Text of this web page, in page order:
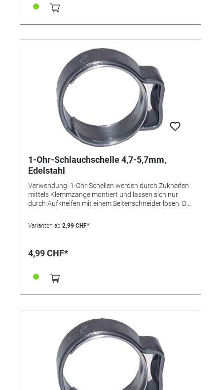
lösbar
1-Ohr-Schlauchschelle 4,7-5,7mm,
Edelstahl
Verwendung: 1-Ohr-Schellen werden durch Zukneifen
mittels Klemmzange montiert und lassen sich nur
durch Aufkneifen mit einem Seitenschneider lösen. Der
Abbindung und findet bevorzugt bei der Montage von
weichen und empfindlichen oder sehr steifen
wiederverwendbar. Vorteile: • kleine Bauweise, •
"federt" selbst nach, • keine überstehenden
lösbar
Varianten ab 2,99 CHF*
4,99 CHF*